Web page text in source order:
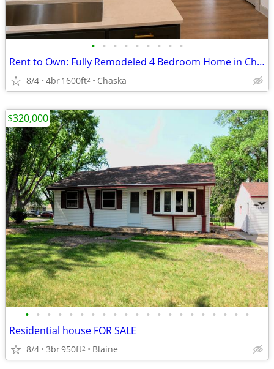
• • • • • • • • •
Rent to Own: Fully Remodeled 4 Bedroom Home in Chaska
8/4 4br1600ft2 Chaska
• • • • • • • • • • • • • • • • • • • • •
Residential house FOR SALE
8/4 3br950ft2 Blaine
$320,000